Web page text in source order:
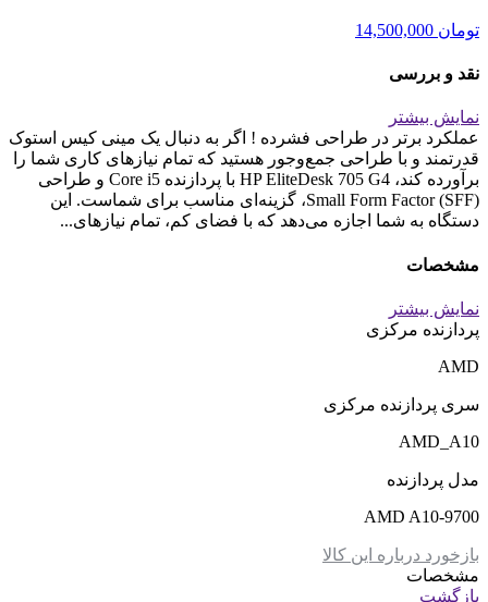
تومان
نقد و بررسی
نمایش بیشتر
عملکرد برتر در طراحی فشرده ! اگر به دنبال یک مینی کیس استوک
قدرتمند و با طراحی جمع‌وجور هستید که تمام نیازهای کاری شما را
برآورده کند، HP EliteDesk 705 G4 با پردازنده Core i5 و طراحی
Small Form Factor (SFF)، گزینه‌ای مناسب برای شماست. این
دستگاه به شما اجازه می‌دهد که با فضای کم، تمام نیازهای...
مشخصات
نمایش بیشتر
پردازنده مرکزی
AMD
سری پردازنده مرکزی
AMD_A10
مدل پردازنده
AMD A10-9700
بازخورد درباره این کالا
مشخصات
بازگشت